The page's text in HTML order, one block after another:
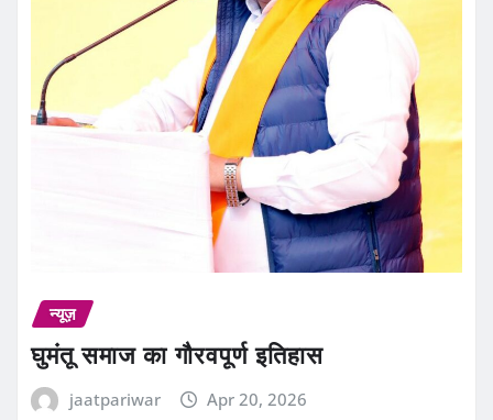
न्यूज़
घुमंतू समाज का गौरवपूर्ण इतिहास
jaatpariwar Apr 20, 2026